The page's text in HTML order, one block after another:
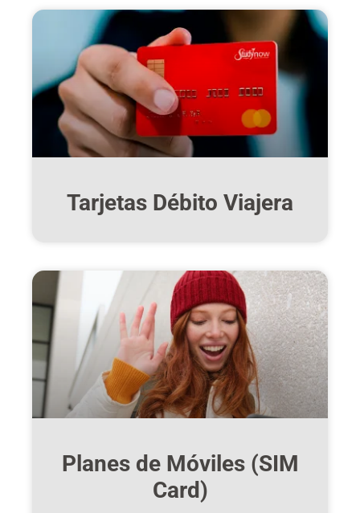
Tarjetas Débito Viajera
Planes de Móviles (SIM
Card)